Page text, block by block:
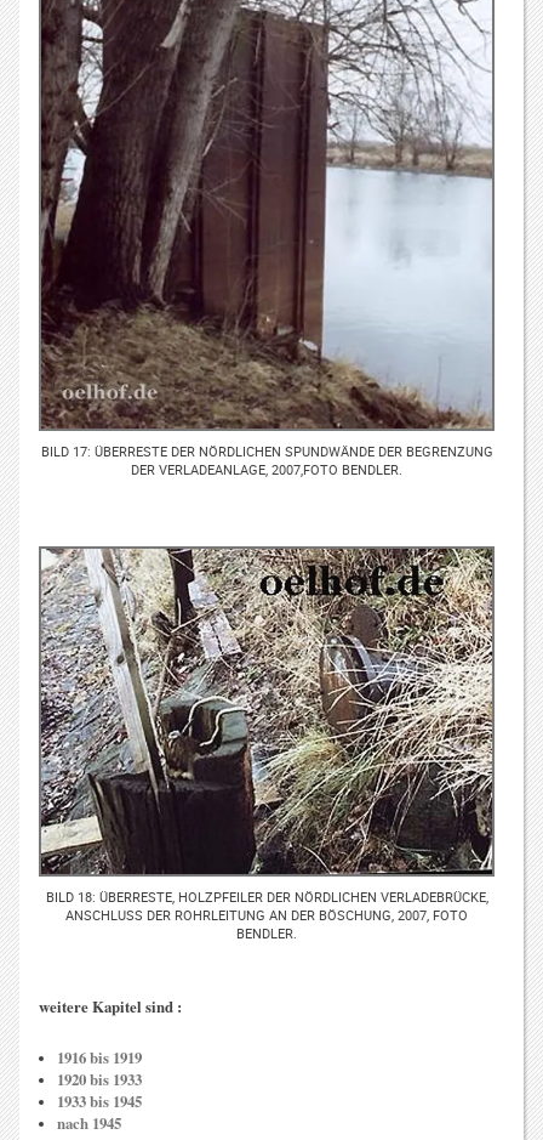
BILD 17: ÜBERRESTE DER NÖRDLICHEN SPUNDWÄNDE DER BEGRENZUNG
DER VERLADEANLAGE, 2007,FOTO BENDLER.
BILD 18: ÜBERRESTE, HOLZPFEILER DER NÖRDLICHEN VERLADEBRÜCKE,
ANSCHLUSS DER ROHRLEITUNG AN DER BÖSCHUNG, 2007, FOTO
BENDLER.
weitere Kapitel sind :
1916 bis 1919
1920 bis 1933
1933 bis 1945
nach 1945